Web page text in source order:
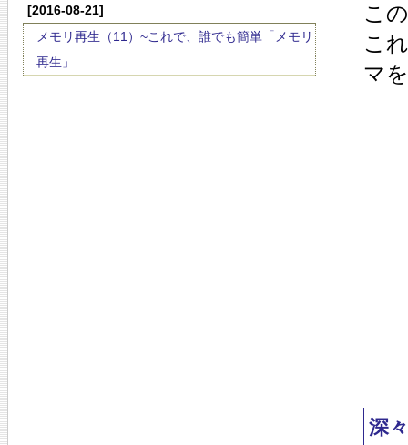
[2016-08-21]
メモリ再生（11）~これで、誰でも簡単「メモリ
再生」
こ
こ
マ
深